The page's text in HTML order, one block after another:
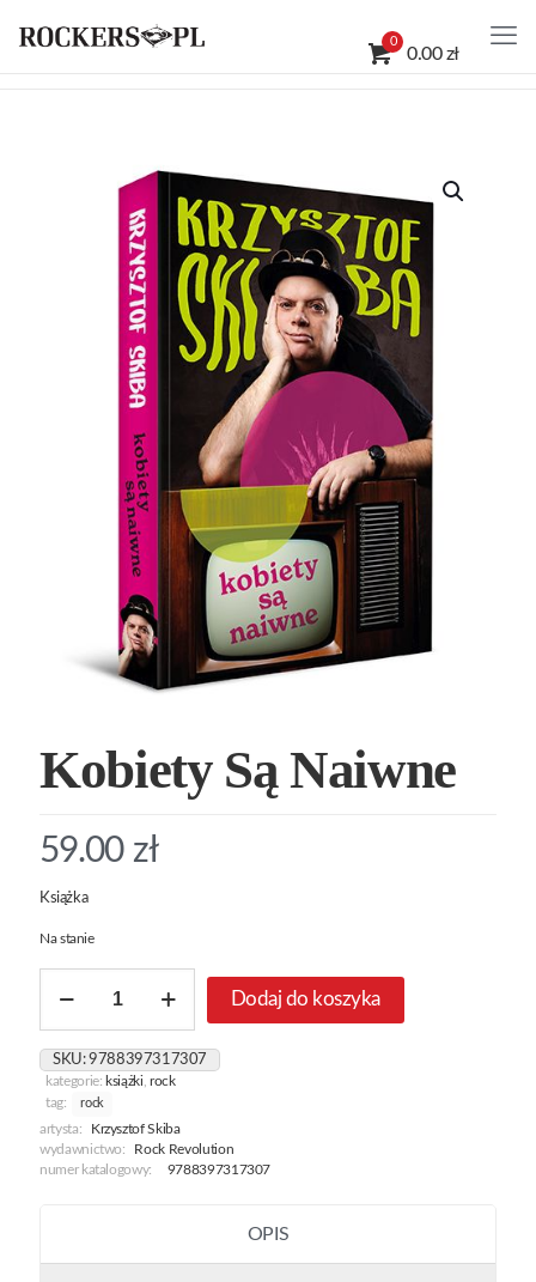
0
0.00 zł
Kobiety Są Naiwne
59.00 zł
Książka
Na stanie
Kobiety
Naiwne
Dodaj do koszyka
SKU:9788397317307
kategorie: książki, rock
tag:
rock
artysta:
Krzysztof Skiba
wydawnictwo:
Rock Revolution
numer katalogowy:
9788397317307
OPIS